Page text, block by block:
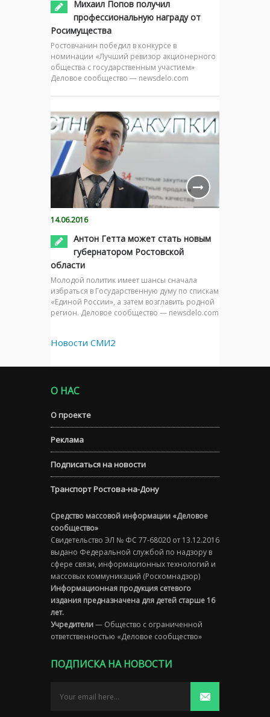
Михаил Попов получил
профессиональную награду от
Росимущества
Ростовчанин победил в конкурсе в
номинации «Лучший ревизор акционерного
общества с государственным участием»
Деловое сообщество — newsdelo.com
14.06.2016
Антон Гетта может стать новым
губернатором Ростовской
области
Молодой политик имеет шансы сначала
избраться в Государственную думу по спискам
«Единой России», а затем возглавить родной
регион. Деловое сообщество — newsdelo.com
Новости СМИ2
О НАС
О проекте
Реклама
Подписаться на новости
Транспорт Ростова-на-Дону
Средство массовой информации «Деловое
сообщество»
Свидетельство ЭЛ № ФС 77-68020 от 13.12.2016
выдано Федеральной службой по надзору в
сфере связи, информационных технологий и
массовых коммуникаций (Роскомнадзор)
Информационная продукция сетевого
издания предназначена для детей старше 16
лет.
Учредители— Общество с ограниченной
ответственностью «Деловое сообщество»
ПОДПИСКА НА НОВОСТИ